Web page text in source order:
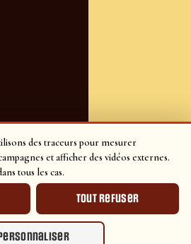
des traceurs pour mesurer
et afficher des vidéos externes.
tous les cas.
Tout refuser